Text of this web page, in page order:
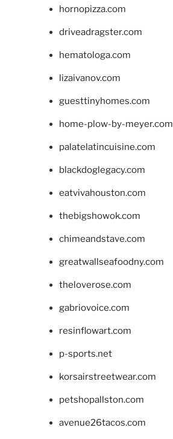
hornopizza.com
driveadragster.com
hematologa.com
lizaivanov.com
guesttinyhomes.com
home-plow-by-meyer.com
palatelatincuisine.com
blackdoglegacy.com
eatvivahouston.com
thebigshowok.com
chimeandstave.com
greatwallseafoodny.com
theloverose.com
gabriovoice.com
resinflowart.com
p-sports.net
korsairstreetwear.com
petshopallston.com
avenue26tacos.com